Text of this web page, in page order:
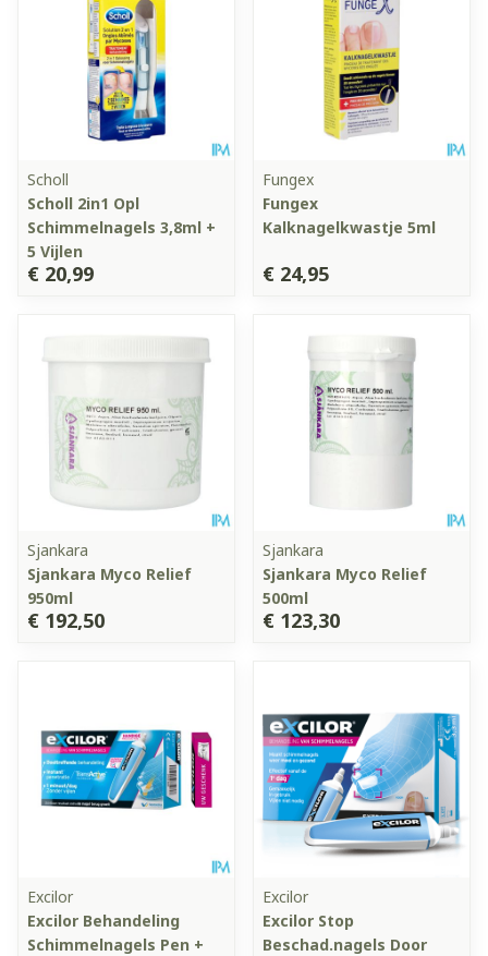
Scholl
Scholl 2in1 Opl
Schimmelnagels 3,8ml +
5 Vijlen
€ 20,99
Fungex
Fungex
Kalknagelkwastje 5ml
€ 24,95
Sjankara
Sjankara Myco Relief
950ml
€ 192,50
Sjankara
Sjankara Myco Relief
500ml
€ 123,30
Excilor
Excilor Behandeling
Schimmelnagels Pen +
Excilor
Excilor Stop
Beschad.nagels Door